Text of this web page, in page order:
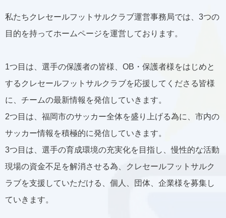
私たちクレセールフットサルクラブ運営事務局では、3つの
目的を持ってホームページを運営しております。
1つ目は、選手の保護者の皆様、OB・保護者様をはじめと
するクレセールフットサルクラブを応援してくださる皆様
に、チームの最新情報を発信していきます。
2つ目は、福岡市のサッカー全体を盛り上げる為に、市内の
サッカー情報を積極的に発信していきます。
3つ目は、選手の育成環境の充実化を目指し、慢性的な活動
現場の資金不足を解消させる為、クレセールフットサルク
ラブを支援していただける、個人、団体、企業様を募集し
ていきます。